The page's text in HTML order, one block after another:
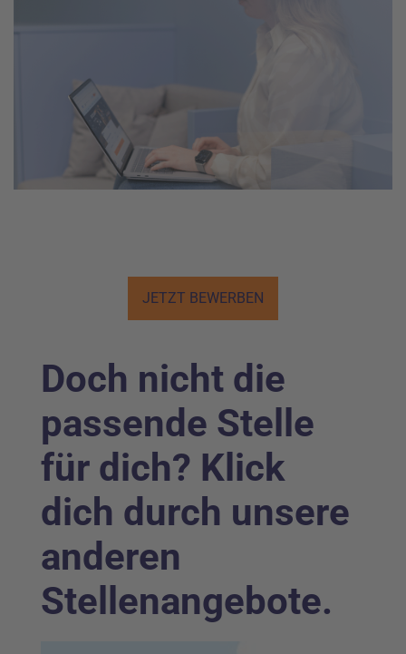
JETZT BEWERBEN
Doch nicht die
passende Stelle
für dich? Klick
dich durch unsere
anderen
Stellenangebote.